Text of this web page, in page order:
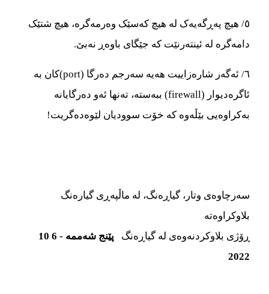
٥/ هیچ په‌‌‌ڕگه‌‌‌یه‌‌‌ک له هیچ که‌‌‌سێک وه‌‌‌رمه‌‌‌گره‌‌‌، هیچ شتێک
دامه‌‌‌گره‌‌‌ له ئینته‌‌‌رنێت که جێگای باوه‌‌‌ڕ نه‌‌‌بێ.
٦/ ئه‌‌‌گه‌‌‌ر شاره‌‌‌زاییت هه‌‌‌یه‌‌‌ سه‌‌‌رجم
ده‌‌‌رگا (port)کان به
ئاگره‌‌‌دیوار (firewall) ببه‌‌‌سته‌‌‌، ته‌‌‌نها ئه‌‌‌و ده‌‌‌رگایانه‌‌‌
به‌‌‌کراوه‌‌‌یی بێڵه‌‌‌وه‌‌‌ که خۆت سوودیان لێوه‌‌‌ده‌‌‌گریت!
سه‌‌‌رچاوه‌‌‌ی وتار، گیاڕه‌‌‌نگ، له ماڵپه‌‌‌ڕی گیاره‌‌‌نگ
بلاوکراوه‌‌‌ته‌‌‌
ڕۆژی بلاوکردنه‌‌‌وه‌‌‌ی له گیاڕه‌‌‌نگ
پێنج شه‌‌‌ممه‌‌‌ - 6 10
2022